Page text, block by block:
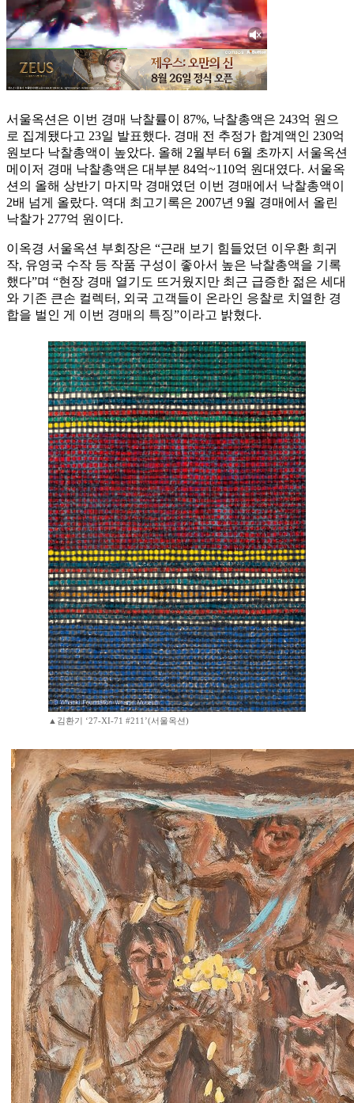
서울옥션은 이번 경매 낙찰률이 87%, 낙찰총액은 243억 원으
로 집계됐다고 23일 발표했다. 경매 전 추정가 합계액인 230억
원보다 낙찰총액이 높았다. 올해 2월부터 6월 초까지 서울옥션
메이저 경매 낙찰총액은 대부분 84억~110억 원대였다. 서울옥
션의 올해 상반기 마지막 경매였던 이번 경매에서 낙찰총액이
2배 넘게 올랐다. 역대 최고기록은 2007년 9월 경매에서 올린
낙찰가 277억 원이다.
이옥경 서울옥션 부회장은 “근래 보기 힘들었던 이우환 희귀
작, 유영국 수작 등 작품 구성이 좋아서 높은 낙찰총액을 기록
했다”며 “현장 경매 열기도 뜨거웠지만 최근 급증한 젊은 세대
와 기존 큰손 컬렉터, 외국 고객들이 온라인 응찰로 치열한 경
합을 벌인 게 이번 경매의 특징”이라고 밝혔다.
▲김환기 ‘27-XI-71 #211’(서울옥션)